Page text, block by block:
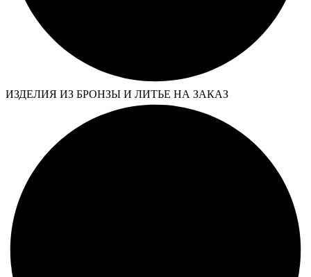
ИЗДЕЛИЯ ИЗ БРОНЗЫ И ЛИТЬЕ НА ЗАКАЗ